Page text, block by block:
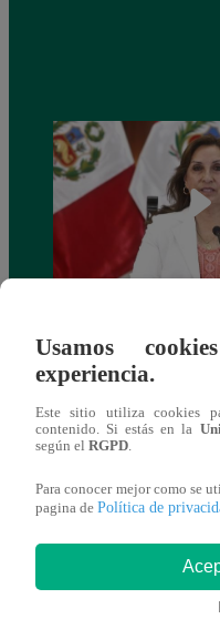
salario presidencial se
Usamos
experiencia.
Este sitio utiliza cookies
contenido. Si estás en la
según el RGPD
Para conocer mejor como se
pagina de Política de